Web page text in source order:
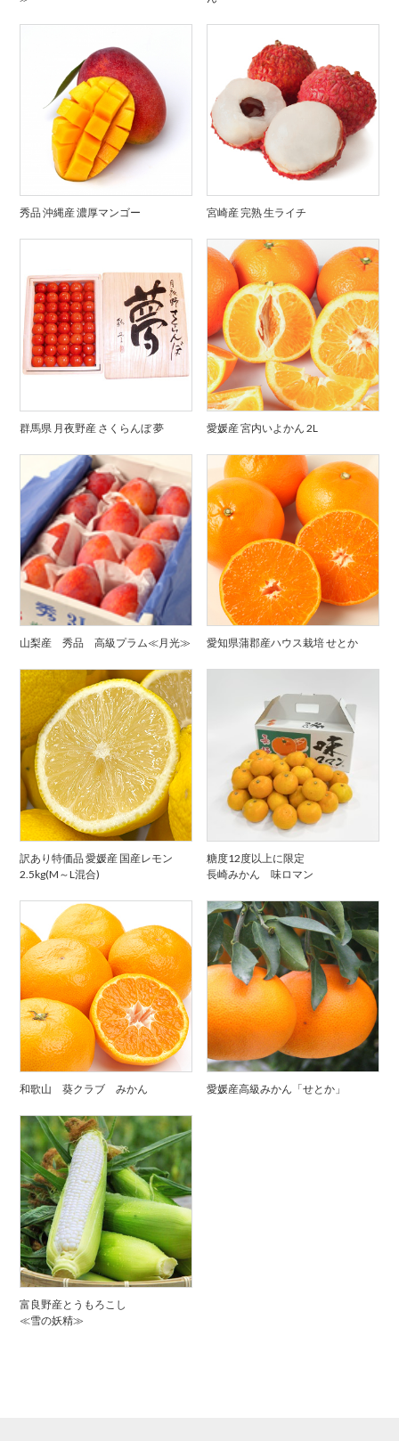
秀品 沖縄産 濃厚マンゴー 宮崎産 完熟 生ライチ
群馬県 月夜野産 さくらんぼ 夢 愛媛産 宮内いよかん 2L
山梨産 秀品 高級プラム≪月光≫ 愛知県蒲郡産ハウス栽培 せとか
訳あり特価品 愛媛産 国産レモン
2.5kg(M～L混合)
糖度12度以上に限定
長崎みかん 味ロマン
和歌山 葵クラブ みかん 愛媛産高級みかん「せとか」
富良野産とうもろこし
≪雪の妖精≫